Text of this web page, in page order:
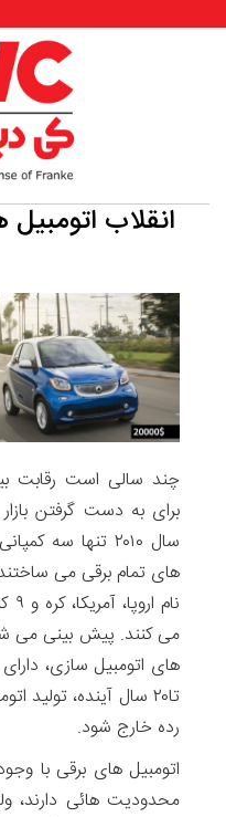
انقلاب
چند سالی است رقابت
برای به دست گرفتن
سال ۲۰۱۰ تنها سه
های تمام برقی می
های اتومبیل سازی،
تا۲۰ سال آینده،
رده خارج شود.
اتومبیل های برقی با
محدودیت هائی دارند،